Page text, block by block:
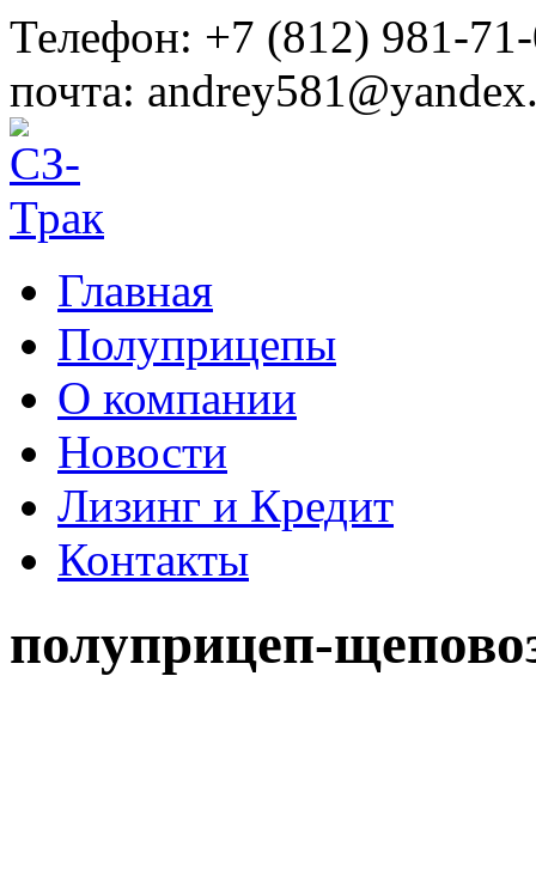
Телефон: +7 (812) 981-
почта:
Главная
Полуприцепы
О компании
Новости
Лизинг и Кредит
Контакты
полуприцеп-